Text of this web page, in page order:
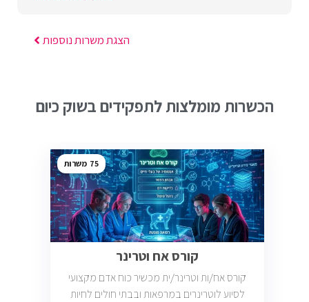
הצגת משרות נוספות
הכשרות מומלצות לתפקידים בשוק כיום
75
קורס אח וטרינר
קורס אח/ות וטרינר/ית מכשיר כוח אדם מקצועי
לסיוע לוטרינרים במרפאות ובבתי חולים לחיות